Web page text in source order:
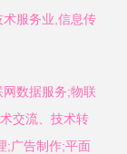
服务业,信息传
数据服务;物联
交流、技术转
;广告制作;平面